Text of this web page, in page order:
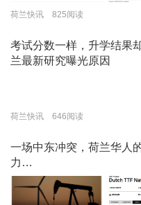
荷兰快讯 825阅读
考试分数一样，升学结果
兰最新研究曝光原因
荷兰快讯 646阅读
一场中东冲突，荷兰华人
力…